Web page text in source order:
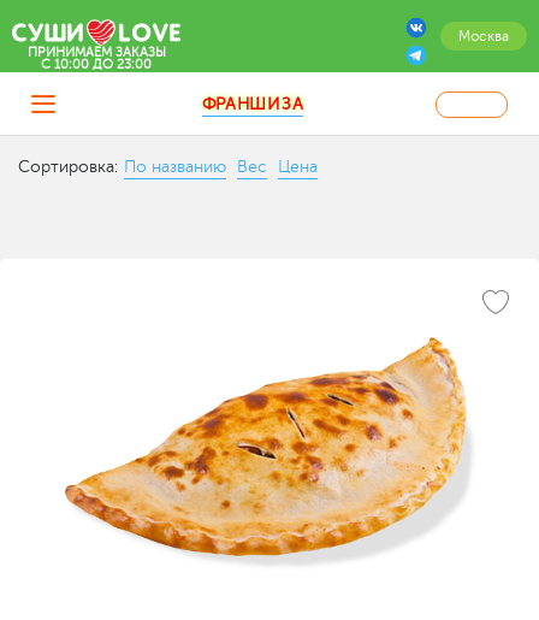
Москва
ПРИНИМАЕМ ЗАКАЗЫ
C 10:00 ДО 23:00
ФРАНШИЗА
Сортировка: По названию Вес Цена